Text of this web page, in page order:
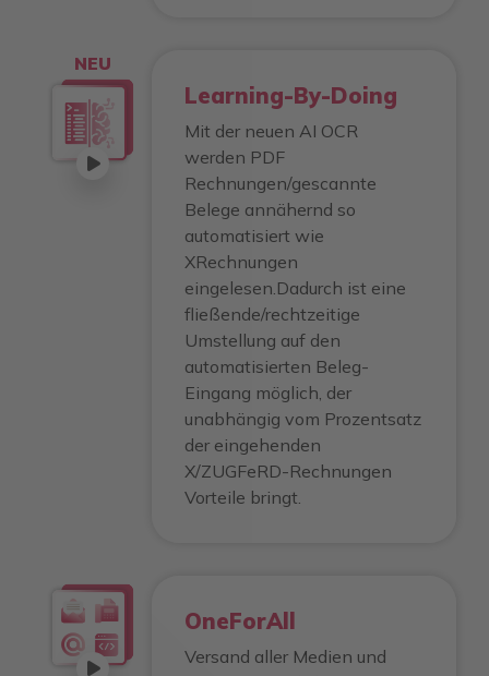
NEU
Learning-By-Doing
Mit der neuen AI OCR
werden PDF
Rechnungen/gescannte
Belege annähernd so
automatisiert wie
XRechnungen
eingelesen.Dadurch ist eine
fließende/rechtzeitige
Umstellung auf den
automatisierten Beleg-
Eingang möglich, der
unabhängig vom Prozentsatz
der eingehenden
X/ZUGFeRD-Rechnungen
Vorteile bringt.
OneForAll
Versand aller Medien und